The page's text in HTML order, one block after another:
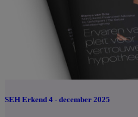
SEH Erkend 4 - december 2025